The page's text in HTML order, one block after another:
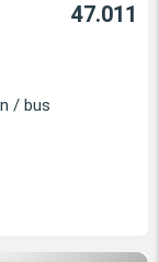
47.011
/ bus